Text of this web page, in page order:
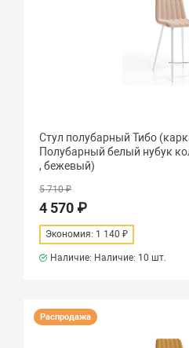
Стул полубарный Тибо
Полубарный белый нубук
, бежевый)
5 710 ₽
4 570 ₽
Экономия: 1 140 ₽
Наличие: Наличие: 10 шт.
Распродажа